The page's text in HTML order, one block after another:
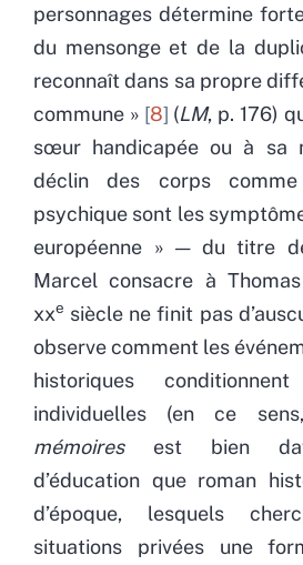
personnages détermine
du mensonge et de la
reconnaît dans sa propre
commune » 8 (LM, p. 176)
sœur handicapée ou à sa
déclin des corps
psychique sont les
européenne » — du titre de
Marcel consacre à
xxe siècle ne finit pas
observe comment les
historiques
individuelles (en ce
mémoiresest bien
d’éducation que roman
d’époque, lesquels
situations privées une